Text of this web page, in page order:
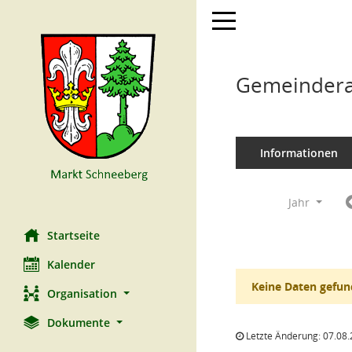
Startseite
Kalender
Organisation
Dokumente
Toggle navigation
Informationen
Jahr
Keine Daten
Letzte Änderung: